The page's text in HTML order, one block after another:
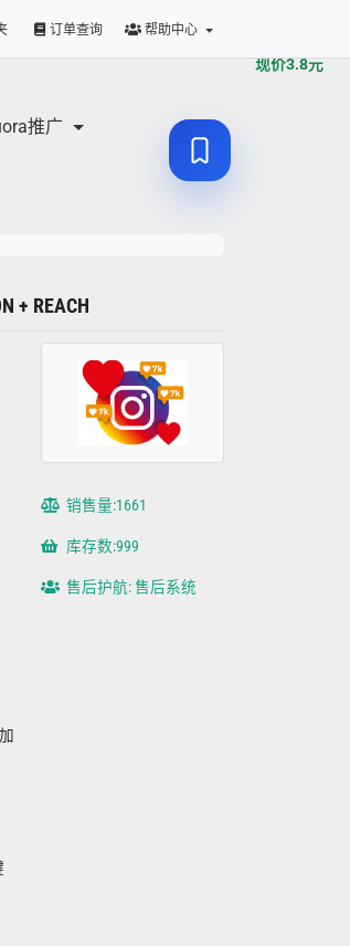
订单查询 帮助中心
推广
现价3.8元
+ REACH
销售量:1661
库存数:999
售后护航: 售后系统